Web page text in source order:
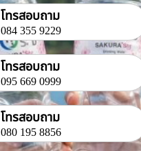
โทรสอบถาม
084 355 9229
โทรสอบถาม
095 669 0999
โทรสอบถาม
080 195 8856